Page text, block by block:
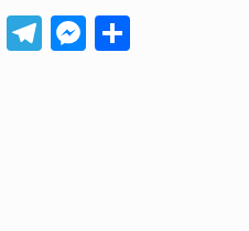
X Telegram
Messenger